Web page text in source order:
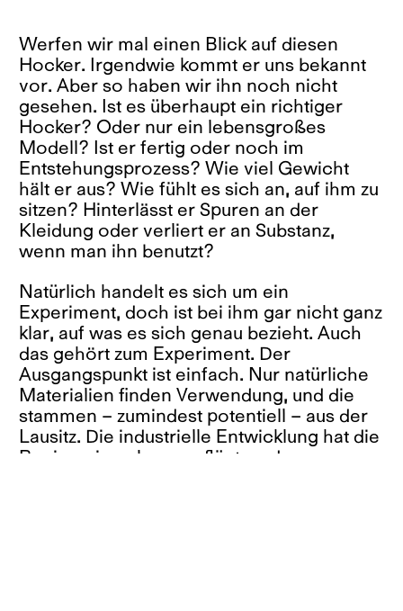
Werfen wir mal einen Blick auf diesen
Hocker. Irgendwie kommt er uns bekannt
vor. Aber so haben wir ihn noch nicht
gesehen. Ist es überhaupt ein richtiger
Hocker? Oder nur ein lebensgroßes
Modell? Ist er fertig oder noch im
Entstehungsprozess? Wie viel Gewicht
hält er aus? Wie fühlt es sich an, auf ihm zu
sitzen? Hinterlässt er Spuren an der
Kleidung oder verliert er an Substanz,
wenn man ihn benutzt?
Natürlich handelt es sich um ein
Experiment, doch ist bei ihm gar nicht ganz
klar, auf was es sich genau bezieht. Auch
das gehört zum Experiment. Der
Ausgangspunkt ist einfach. Nur natürliche
Materialien finden Verwendung, und die
stammen – zumindest potentiell – aus der
Lausitz. Die industrielle Entwicklung hat die
Region einmal umgepflügt, und nun muss